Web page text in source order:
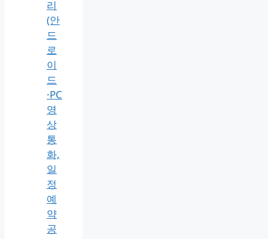
리
(안
드
로
이
드
·PC
영
상
통
화,
일
정
예
약
공